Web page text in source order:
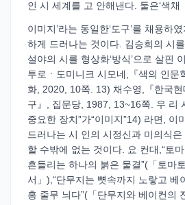
인 시 세계를 고 안해낸다. 둘은‘색채
이미지’라는 동일한‘도구’를 채용하
하게 드러나는 것이다. 김승희의 시를
설야의 시를 형상화‘방식’으로 살핀
투로ㆍ도미니크 시모네,『색의 인문
화, 2020, 10쪽. 13) 채수영,『한국
구』, 집문당, 1987, 13~16쪽. 우 리
중요한 장치”가“이미지”14) 라면, 이
드러나는 시 인의 시정신과 미의식
할 수밖에 없는 것이다. 요 컨대,“토
흔들리는 하나의 붉은 물결”(「토마
서」),“단무지는 뼛속까지 노랗고 베
홍 줄무 늬다”(「단무지와 베이컨의